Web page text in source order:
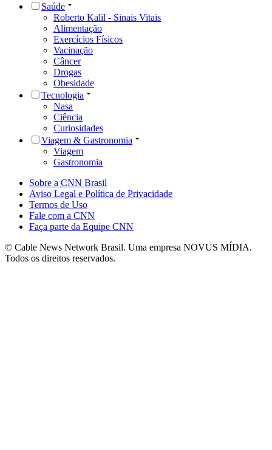
Saúde
Roberto Kalil - Sinais Vitais
Alimentação
Exercícios Físicos
Vacinação
Câncer
Drogas
Obesidade
Tecnologia
Nasa
Ciência
Curiosidades
Viagem & Gastronomia
Viagem
Gastronomia
Sobre a CNN Brasil
Aviso Legal e Política de Privacidade
Termos de Uso
Fale com a CNN
Faça parte da Equipe CNN
© Cable News Network Brasil. Uma empresa NOVUS MÍDIA.
Todos os direitos reservados.